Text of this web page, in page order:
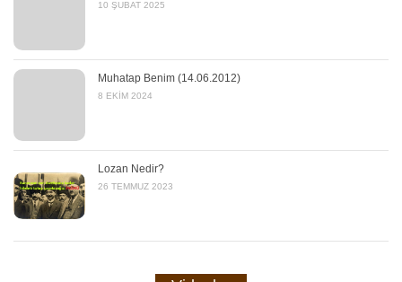
10 ŞUBAT 2025
Muhatap Benim (14.06.2012)
8 EKIM 2024
Lozan Nedir?
26 TEMMUZ 2023